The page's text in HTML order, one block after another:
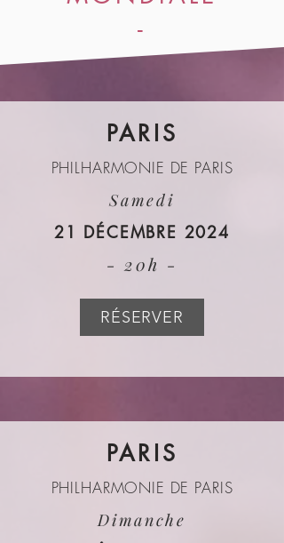
-
PARIS
PHILHARMONIE DE PARIS
Samedi
21 DÉCEMBRE 2024
- 20h -
RÉSERVER
PARIS
PHILHARMONIE DE PARIS
Dimanche